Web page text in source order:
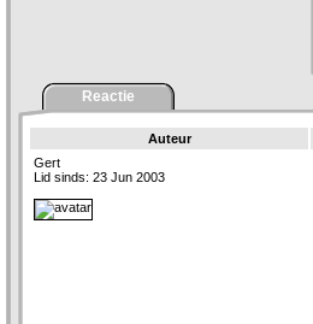
Reactie
Auteur
Gert
Lid sinds: 23 Jun 2003